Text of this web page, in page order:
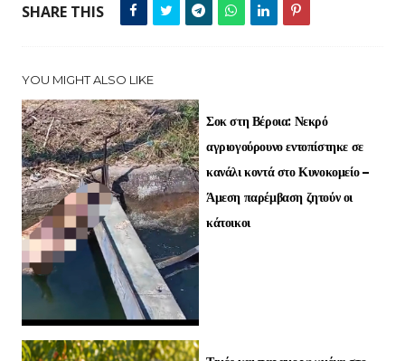
SHARE THIS
YOU MIGHT ALSO LIKE
Σοκ στη Βέροια: Νεκρό
αγριογούρουνο εντοπίστηκε σε
κανάλι κοντά στο Κυνοκομείο –
Άμεση παρέμβαση ζητούν οι
κάτοικοι